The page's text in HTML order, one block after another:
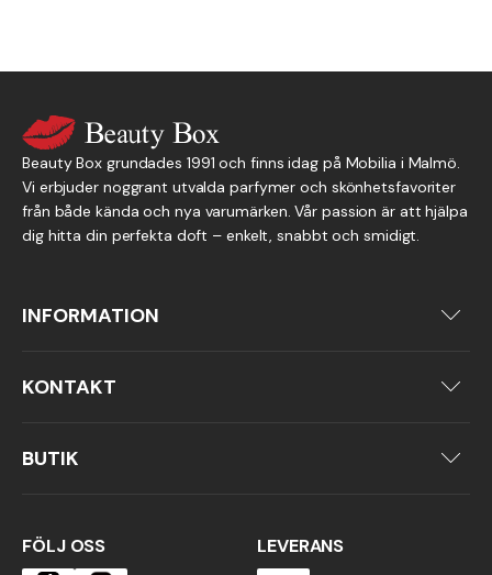
Beauty Box grundades 1991 och finns idag på Mobilia i Malmö.
Vi erbjuder noggrant utvalda parfymer och skönhetsfavoriter
från både kända och nya varumärken. Vår passion är att hjälpa
dig hitta din perfekta doft – enkelt, snabbt och smidigt.
INFORMATION
Köpvillkor
KONTAKT
info@beautybox.nu
BUTIK
(Mobilia Köpcentrum)
FÖLJ OSS LEVERANS